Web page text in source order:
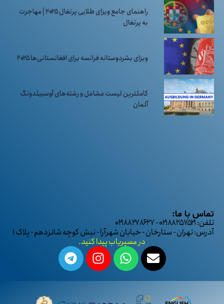
راهنمای جامع ویزای طلایی پرتغال ۲۰۲۵ | مهاجرت
به پرتغال
ویزای بشردوستانه فرانسه برای افغانستانی‌ها ۲۰۲۵
کاملترین لیست مشاغل و رشته‌های آوسبیلدونگ
آلمان
تماس با ما:
تلفن: ۰۲۱۸۸۲۵۷۵۲۱ - ۰۲۱۸۸۲۷۸۶۲۷
آدرس: تهران - ستارخان - خیابان شهرآرا - نبش کوچه شانزدهم - پلاک ۱
در مسیریاب پیدا کنید.